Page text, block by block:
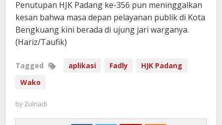
Penutupan HJK Padang ke-356 pun meninggalkan
kesan bahwa masa depan pelayanan publik di Kota
Bengkuang kini berada di ujung jari warganya.
(Hariz/Taufik)
Tagged aplikasi Fadly
HJK Padang
Wako
by Zulnadi